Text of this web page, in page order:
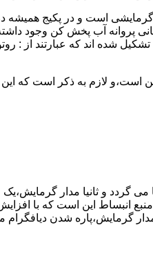
است و در پکیج همیشه
در قسمت میانی پروانه آب پخش
شده اند که عبارتند از
است،و لازم به ذکر است که
گردد و ثانیا مدار
انبساط این است که با
مدار گرمایش،پاره شدن